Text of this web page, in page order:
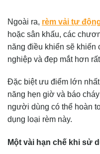
Ngoài ra, rèm vải tự
hoặc sân khấu, các
năng điều khiển sẽ
nghiệp và đẹp mắt hơn
Đặc biệt ưu điểm lớn
năng hẹn giờ và báo
người dùng có thể hoàn
dụng loại rèm này.
Một vài hạn chế khi sử